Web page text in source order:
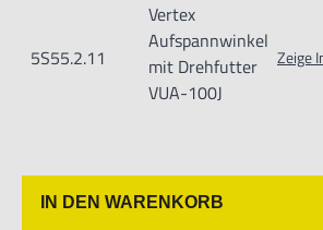
+/- 0.1 mm/ 100mm
Informationen zur Produktsicherheit:
5S55.2.11
Vertex
Aufspannwinkel
mit Drehfutter
VUA-100J
Zeige
IN DEN WARENKORB